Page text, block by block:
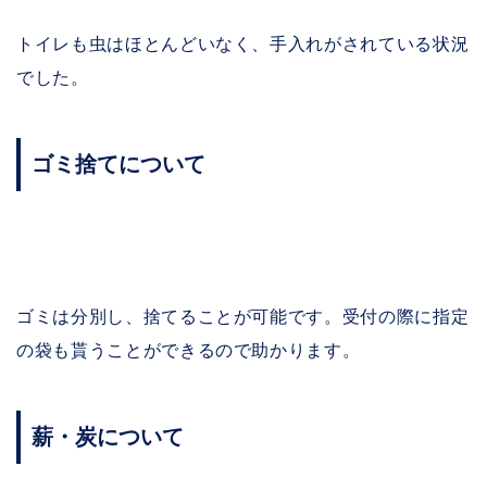
トイレも虫はほとんどいなく、手入れがされている状況
でした。
ゴミ捨てについて
ゴミは分別し、捨てることが可能です。受付の際に指定
の袋も貰うことができるので助かります。
薪・炭について